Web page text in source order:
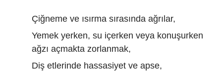
Çiğneme ve ısırma sırasında ağrılar,
Yemek yerken, su içerken veya konuşurken
ağzı açmakta zorlanmak,
Diş etlerinde hassasiyet ve apse,